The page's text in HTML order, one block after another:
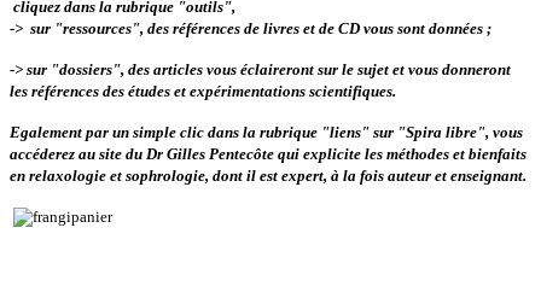
cliquez dans la rubrique "outils",
-> sur "ressources", des références de livres et de CD vous sont données ;
-> sur "dossiers", des articles vous éclaireront sur le sujet et vous donneront
les références des études et expérimentations scientifiques.
Egalement par un simple clic dans la rubrique "liens" sur "Spira libre", vous
accéderez au site du Dr Gilles Pentecôte qui explicite les méthodes et bienfaits
en relaxologie et sophrologie, dont il est expert, à la fois auteur et enseignant.